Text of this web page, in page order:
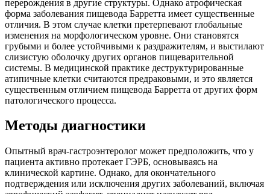
перерождения в другие структуры. Однако атрофическая
форма заболевания пищевода Барретта имеет существенные
отличия. В этом случае клетки претерпевают глобальные
изменения на морфологическом уровне. Они становятся
грубыми и более устойчивыми к раздражителям, и выстилают
слизистую оболочку других органов пищеварительной
системы. В медицинской практике деструктурированные
атипичные клетки считаются предраковыми, и это является
существенным отличием пищевода Барретта от других форм
патологического процесса.
Методы диагностики
Опытный врач-гастроэнтеролог может предположить, что у
пациента активно протекает ГЭРБ, основываясь на
клинической картине. Однако, для окончательного
подтверждения или исключения других заболеваний, включая